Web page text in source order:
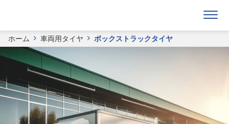
ホーム 車両用タイヤ ボックストラックタイヤ